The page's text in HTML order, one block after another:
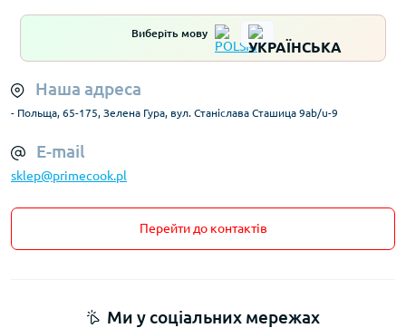
Виберіть мову
Наша адреса
- Польща, 65-175, Зелена Гура, вул. Станіслава Сташица 9ab/u-9
E-mail
sklep@primecook.pl
Перейти до контактів
Ми у соціальних мережах